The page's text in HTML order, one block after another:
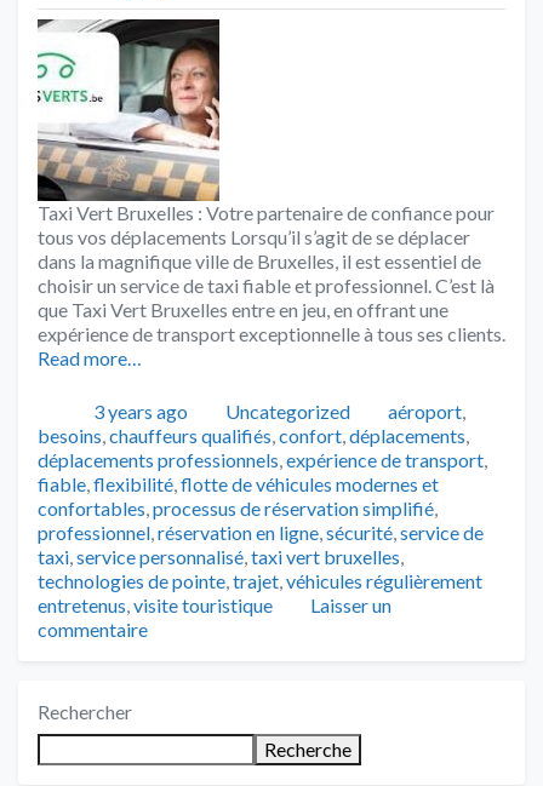
Taxi Vert Bruxelles : Votre partenaire de confiance pour
tous vos déplacements Lorsqu’il s’agit de se déplacer
dans la magnifique ville de Bruxelles, il est essentiel de
choisir un service de taxi fiable et professionnel. C’est là
que Taxi Vert Bruxelles entre en jeu, en offrant une
expérience de transport exceptionnelle à tous ses clients.
Read more…
Publié3 years ago Catégories
Uncategorized Tags
aéroport,
besoins,chauffeurs qualifiés,confort,déplacements,
déplacements professionnels,expérience de transport,
fiable,flexibilité,flotte de véhicules modernes et
confortables,processus de réservation simplifié,
professionnel,réservation en ligne,sécurité,service de
taxi,service personnalisé,taxi vert bruxelles,
technologies de pointe,trajet,véhicules régulièrement
entretenus,visite touristique
Laisser un
commentaire
Rechercher
Recherche